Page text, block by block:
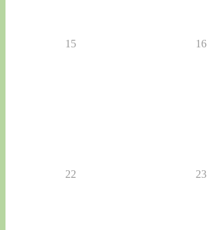
15 16
22 23